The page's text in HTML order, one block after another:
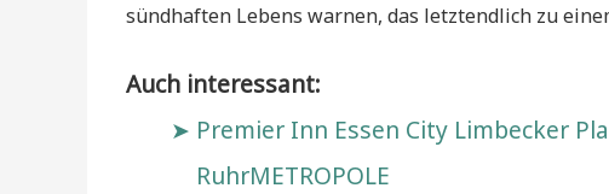
sündhaften Lebens warnen, das letztendlich zu
Auch interessant:
Premier Inn Essen City Limbecker
RuhrMETROPOLE